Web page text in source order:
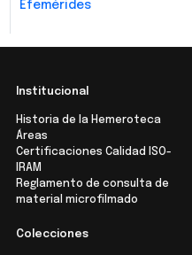
Efemérides
Institucional
Historia de la Hemeroteca
Áreas
Certificaciones Calidad ISO-
IRAM
Reglamento de consulta de
material microfilmado
Colecciones